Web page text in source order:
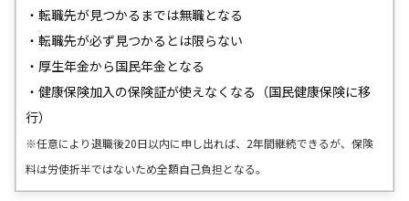
・転職先が見つかるまでは無職となる
・転職先が必ず見つかるとは限らない
・厚生年金から国民年金となる
・健康保険加入の保険証が使えなくなる（国民健康保険に移
行）
※任意により退職後20日以内に申し出れば、2年間継続できるが、保険
料は労使折半ではないため全額自己負担となる。